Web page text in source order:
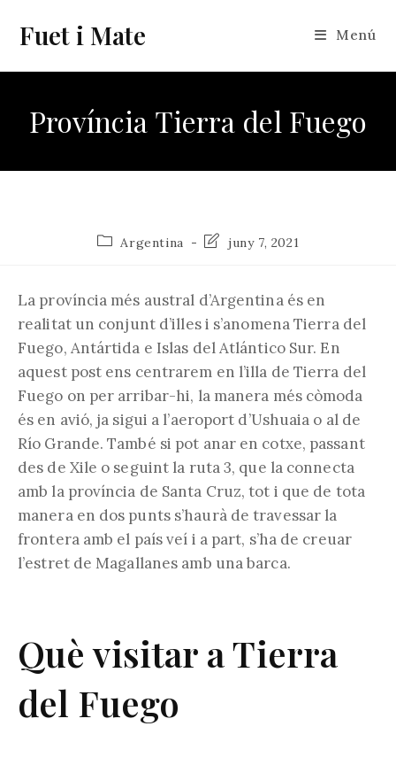
contingut
Fuet i Mate Menú
Província Tierra del Fuego
Categoria
Argentina
Última
l'entrada:
juny 7, 2021
La província més austral d’Argentina és en
realitat un conjunt d’illes i s’anomena Tierra del
Fuego, Antártida e Islas del Atlántico Sur. En
aquest post ens centrarem en l’illa de Tierra del
Fuego on per arribar-hi, la manera més còmoda
és en avió, ja sigui a l’aeroport d’Ushuaia o al de
Río Grande. També si pot anar en cotxe, passant
des de Xile o seguint la ruta 3, que la connecta
amb la província de Santa Cruz, tot i que de tota
manera en dos punts s’haurà de travessar la
frontera amb el país veí i a part, s’ha de creuar
l’estret de Magallanes amb una barca.
Què visitar a Tierra
del Fuego